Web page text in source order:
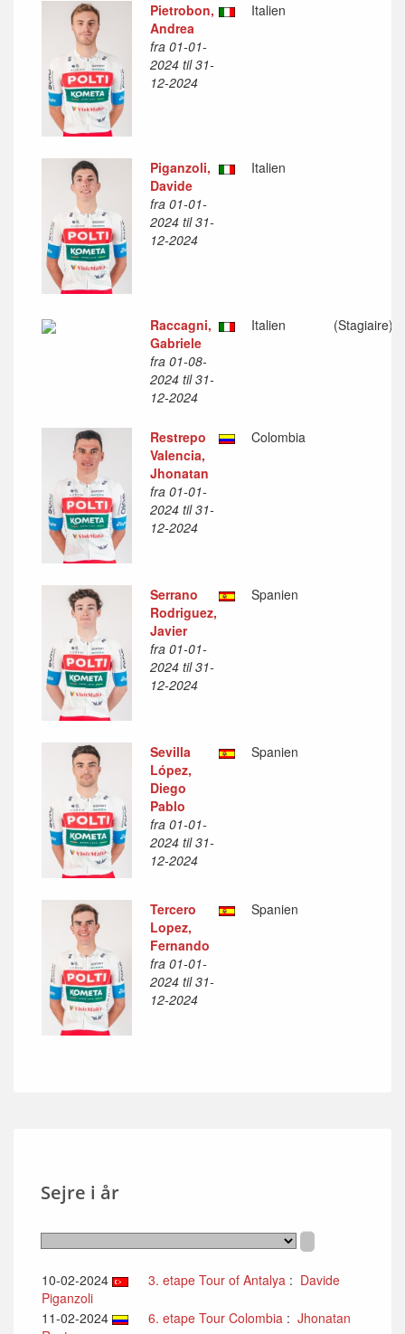
Pietrobon,
Andrea
fra 01-01-
2024 til 31-
12-2024
Italien
Piganzoli,
Davide
fra 01-01-
2024 til 31-
12-2024
Italien
Raccagni,
Gabriele
fra 01-08-
2024 til 31-
12-2024
Italien (Stagiaire)
Restrepo
Valencia,
Jhonatan
fra 01-01-
2024 til 31-
12-2024
Colombia
Serrano
Rodriguez,
Javier
fra 01-01-
2024 til 31-
12-2024
Spanien
Sevilla
López,
Diego
Pablo
fra 01-01-
2024 til 31-
12-2024
Spanien
Tercero
Lopez,
Fernando
fra 01-01-
2024 til 31-
12-2024
Spanien
Sejre i år
10-02-2024 3. etape Tour of Antalya : Davide
Piganzoli
11-02-2024
6. etape Tour Colombia : Jhonatan